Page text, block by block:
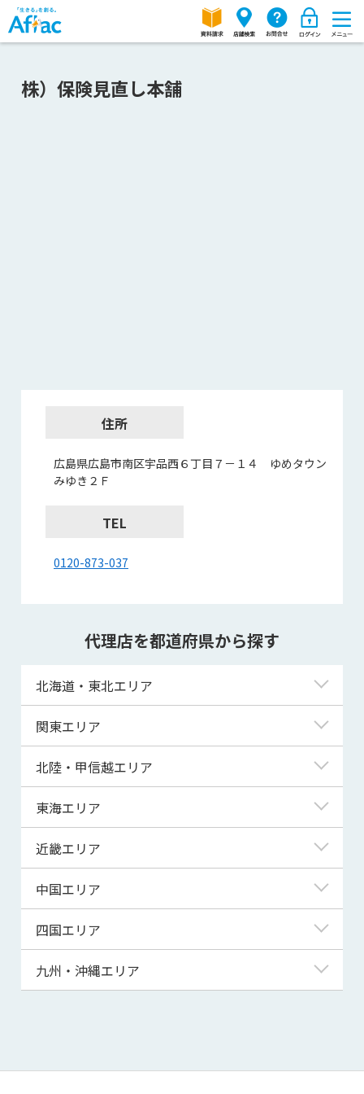
株）保険見直し本舗
住所
広島県広島市南区宇品西６丁目７－１４ ゆめタウン
みゆき２Ｆ
TEL
0120-873-037
代理店を都道府県から探す
北海道・東北エリア
北海道
青森県
宮城県
秋田県
山形県
関東エリア
東京都
神奈川県
埼玉県
千葉県
茨城県
群馬県
北陸・甲信越エリア
新潟県
富山県
福井県
山梨県
長野県
東海エリア
岐阜県
静岡県
三重県
近畿エリア
滋賀県
京都府
大阪府
兵庫県
和歌山県
中国エリア
鳥取県
島根県
山口県
四国エリア
徳島県
高知県
九州・沖縄エリア